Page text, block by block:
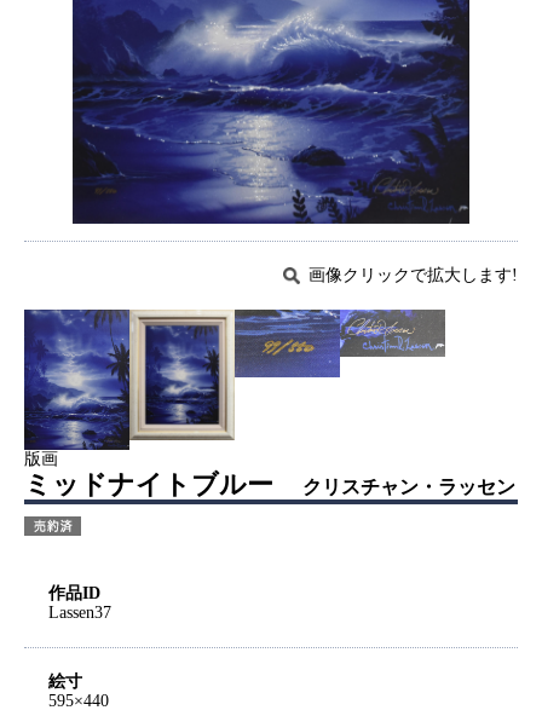
画像クリックで拡大します!
版画
ミッドナイトブルー クリスチャン・ラッセン
作品ID
Lassen37
絵寸
595×440